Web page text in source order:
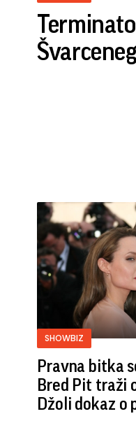
SHOWBIZ
Pravna bitka
Bred ​​Pit traži
Džoli dokaz o